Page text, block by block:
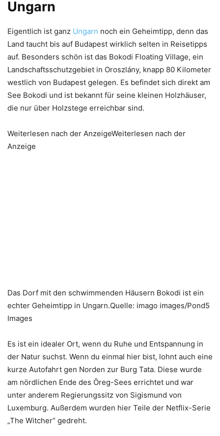
Ungarn
Eigentlich ist ganz Ungarn noch ein Geheimtipp, denn das
Land taucht bis auf Budapest wirklich selten in Reisetipps
auf. Besonders schön ist das Bokodi Floating Village, ein
Landschaftsschutzgebiet in Oroszlány, knapp 80 Kilometer
westlich von Budapest gelegen. Es befindet sich direkt am
See Bokodi und ist bekannt für seine kleinen Holzhäuser,
die nur über Holzstege erreichbar sind.
Weiterlesen nach der AnzeigeWeiterlesen nach der
Anzeige
Das Dorf mit den schwimmenden Häusern Bokodi ist ein
echter Geheimtipp in Ungarn.Quelle: imago images/Pond5
Images
Es ist ein idealer Ort, wenn du Ruhe und Entspannung in
der Natur suchst. Wenn du einmal hier bist, lohnt auch eine
kurze Autofahrt gen Norden zur Burg Tata. Diese wurde
am nördlichen Ende des Öreg-Sees errichtet und war
unter anderem Regierungssitz von Sigismund von
Luxemburg. Außerdem wurden hier Teile der Netflix-Serie
„The Witcher“ gedreht.